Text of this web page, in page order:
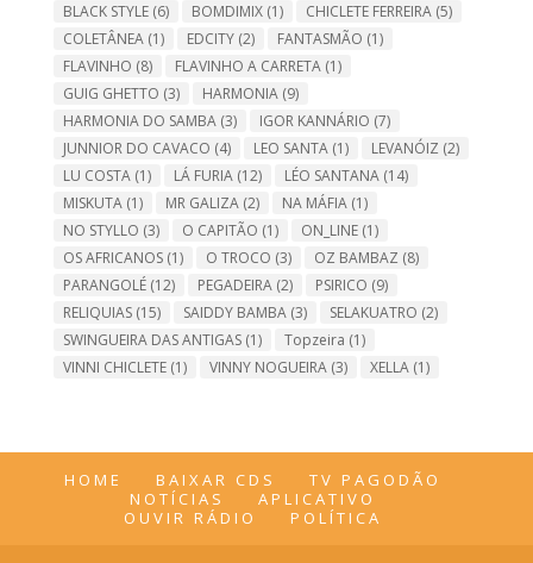
BLACK STYLE(6) BOMDIMIX(1) CHICLETE FERREIRA(5)
COLETÂNEA(1) EDCITY(2) FANTASMÃO (1)
FLAVINHO (8) FLAVINHO A CARRETA(1)
GUIG GHETTO (3) HARMONIA(9)
HARMONIA DO SAMBA(3) IGOR KANNÁRIO (7)
JUNNIOR DO CAVACO (4) LEO SANTA(1) LEVANÓIZ (2)
LU COSTA(1) LÁ FURIA(12) LÉO SANTANA(14)
MISKUTA(1) MR GALIZA(2) NA MÁFIA(1)
NO STYLLO (3) O CAPITÃO (1) ON_LINE(1)
OS AFRICANOS(1) O TROCO (3) OZ BAMBAZ (8)
PARANGOLÉ(12) PEGADEIRA(2) PSIRICO (9)
RELIQUIAS(15) SAIDDY BAMBA(3) SELAKUATRO (2)
SWINGUEIRA DAS ANTIGAS(1) Topzeira (1)
VINNI CHICLETE(1) VINNY NOGUEIRA(3) XELLA(1)
HOME BAIXAR CDS
TV PAGODÃO
NOTÍCIAS
APLICATIVO
OUVIR RÁDIO
POLÍTICA